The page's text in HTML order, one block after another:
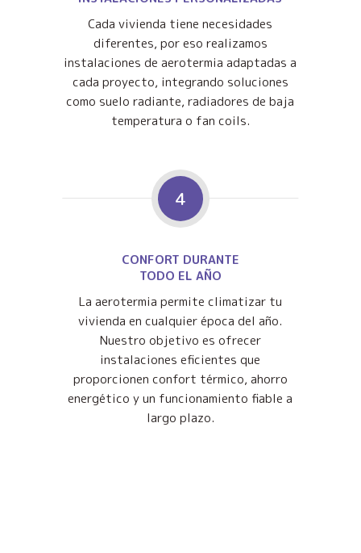
Cada vivienda tiene necesidades
diferentes, por eso realizamos
instalaciones de aerotermia adaptadas a
cada proyecto, integrando soluciones
como suelo radiante, radiadores de baja
temperatura o fan coils.
4
CONFORT DURANTE
TODO EL AÑO
La aerotermia permite climatizar tu
vivienda en cualquier época del año.
Nuestro objetivo es ofrecer
instalaciones eficientes que
proporcionen confort térmico, ahorro
energético y un funcionamiento fiable a
largo plazo.